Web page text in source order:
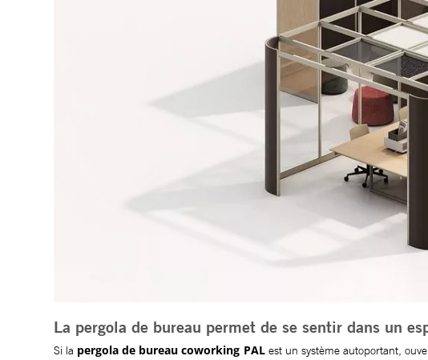
La pergola de bureau permet de se sentir dans un
Si la pergola de bureau coworking PALest un système autoportant,